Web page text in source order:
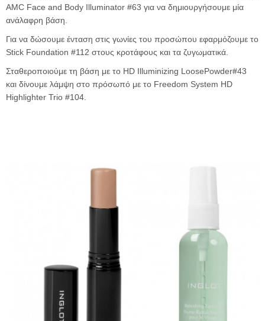
AMC Face and Body Illuminator #63 για να δημιουργήσουμε μία
ανάλαφρη βάση.
Για να δώσουμε ένταση στις γωνίες του προσώπου εφαρμόζουμε το
Stick Foundation #112 στους κροτάφους και τα ζυγωματικά.
Σταθεροποιούμε τη βάση με τo HD Illuminizing LoosePowder#43
και δίνουμε λάμψη στο πρόσωπό με το Freedom System HD
Highlighter Trio #104.